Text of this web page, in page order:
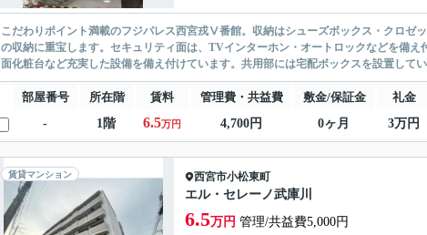
こだわりポイント満載のフジパレス西宮戎Ⅴ番館。収納はシューズボックス・クロゼ
の収納に重宝します。セキュリティ面は、TVインターホン・オートロックなどを備
面化粧台など充実した設備を備え付けています。共用部には宅配ボックスを設置して
部屋番号 所在階 賃料 管理費・共益費 敷金/保証金 礼金
-
1階 6.5万円 4,700円 0ヶ月 3万円
賃貸マンション 西宮市小松東町
エル・セレーノ武庫川
6.5万円 管理/共益費5,000円